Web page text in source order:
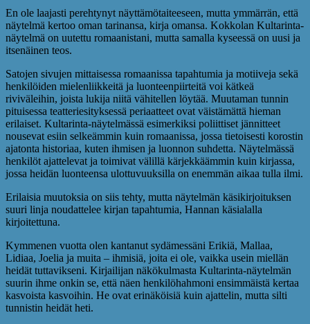
En ole laajasti perehtynyt näyttämötaiteeseen, mutta ymmärrän, että
näytelmä kertoo oman tarinansa, kirja omansa. Kokkolan Kultarinta-
näytelmä on uutettu romaanistani, mutta samalla kyseessä on uusi ja
itsenäinen teos.
Satojen sivujen mittaisessa romaanissa tapahtumia ja motiiveja sekä
henkilöiden mielenliikkeitä ja luonteenpiirteitä voi kätkeä
riviväleihin, joista lukija niitä vähitellen löytää. Muutaman tunnin
pituisessa teatteriesityksessä periaatteet ovat väistämättä hieman
erilaiset. Kultarinta-näytelmässä esimerkiksi poliittiset jännitteet
nousevat esiin selkeämmin kuin romaanissa, jossa tietoisesti korostin
ajatonta historiaa, kuten ihmisen ja luonnon suhdetta. Näytelmässä
henkilöt ajattelevat ja toimivat välillä kärjekkäämmin kuin kirjassa,
jossa heidän luonteensa ulottuvuuksilla on enemmän aikaa tulla ilmi.
Erilaisia muutoksia on siis tehty, mutta näytelmän käsikirjoituksen
suuri linja noudattelee kirjan tapahtumia, Hannan käsialalla
kirjoitettuna.
Kymmenen vuotta olen kantanut sydämessäni Erikiä, Mallaa,
Lidiaa, Joelia ja muita – ihmisiä, joita ei ole, vaikka usein miellän
heidät tuttavikseni. Kirjailijan näkökulmasta Kultarinta-näytelmän
suurin ihme onkin se, että näen henkilöhahmoni ensimmäistä kertaa
kasvoista kasvoihin. He ovat erinäköisiä kuin ajattelin, mutta silti
tunnistin heidät heti.